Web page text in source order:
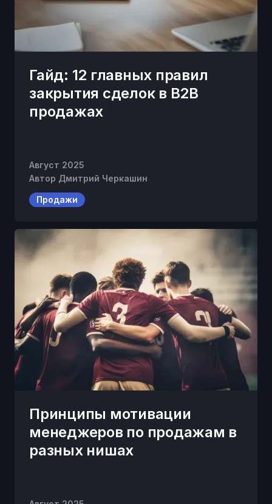
Гайд: 12 главных правил
закрытия сделок в B2B
продажах
Август 2025
Автор Дмитрий Черкашин
Продажи
Принципы мотивации
менеджеров по продажам в
разных нишах